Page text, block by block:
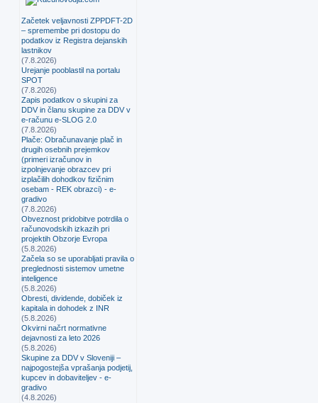
Začetek veljavnosti ZPPDFT-2D
– spremembe pri dostopu do
podatkov iz Registra dejanskih
lastnikov
(7.8.2026)
Urejanje pooblastil na portalu
SPOT
(7.8.2026)
Zapis podatkov o skupini za
DDV in članu skupine za DDV v
e-računu e-SLOG 2.0
(7.8.2026)
Plače: Obračunavanje plač in
drugih osebnih prejemkov
(primeri izračunov in
izpolnjevanje obrazcev pri
izplačilih dohodkov fizičnim
osebam - REK obrazci) - e-
gradivo
(7.8.2026)
Obveznost pridobitve potrdila o
računovodskih izkazih pri
projektih Obzorje Evropa
(5.8.2026)
Začela so se uporabljati pravila o
preglednosti sistemov umetne
inteligence
(5.8.2026)
Obresti, dividende, dobiček iz
kapitala in dohodek z INR
(5.8.2026)
Okvirni načrt normativne
dejavnosti za leto 2026
(5.8.2026)
Skupine za DDV v Sloveniji –
najpogostejša vprašanja podjetij,
kupcev in dobaviteljev - e-
gradivo
(4.8.2026)